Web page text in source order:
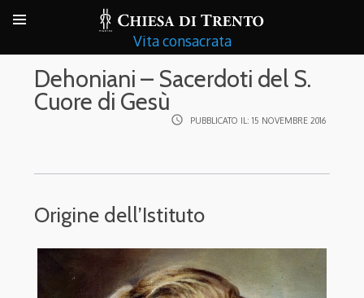
Vita consacrata
Dehoniani – Sacerdoti del S.
Cuore di Gesù
access_time PUBBLICATO IL: 15 NOVEMBRE 2016
Origine dell’Istituto